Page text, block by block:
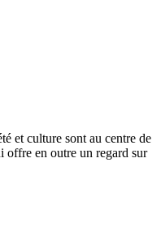
et culture sont au centre de
offre en outre un regard sur